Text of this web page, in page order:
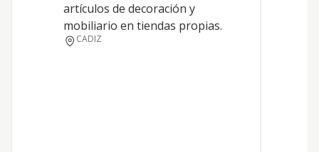
artículos de decoración y
mobiliario en tiendas propias.
CADIZ